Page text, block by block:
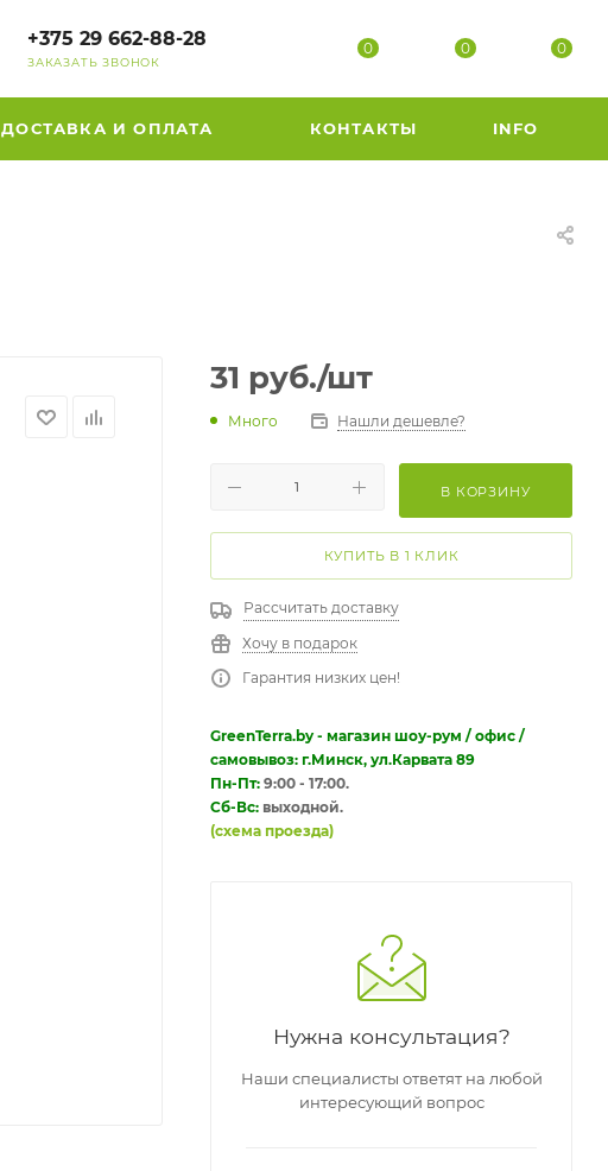
+375 29 662-88-28
ЗАКАЗАТЬ ЗВОНОК
0 0 0
ДОСТАВКА И ОПЛАТА КОНТАКТЫ INFO
31 руб./шт
Много Нашли дешевле?
В КОРЗИНУ
КУПИТЬ В 1 КЛИК
Рассчитать доставку
Хочу в подарок
Гарантия низких цен!
GreenTerra.by - магазин шоу-рум / офис /
самовывоз: г.Минск, ул.Карвата 89
Пн-Пт: 9:00 - 17:00.
Сб-Вс: выходной.
(схема проезда)
Нужна консультация?
Наши специалисты ответят на любой
интересующий вопрос